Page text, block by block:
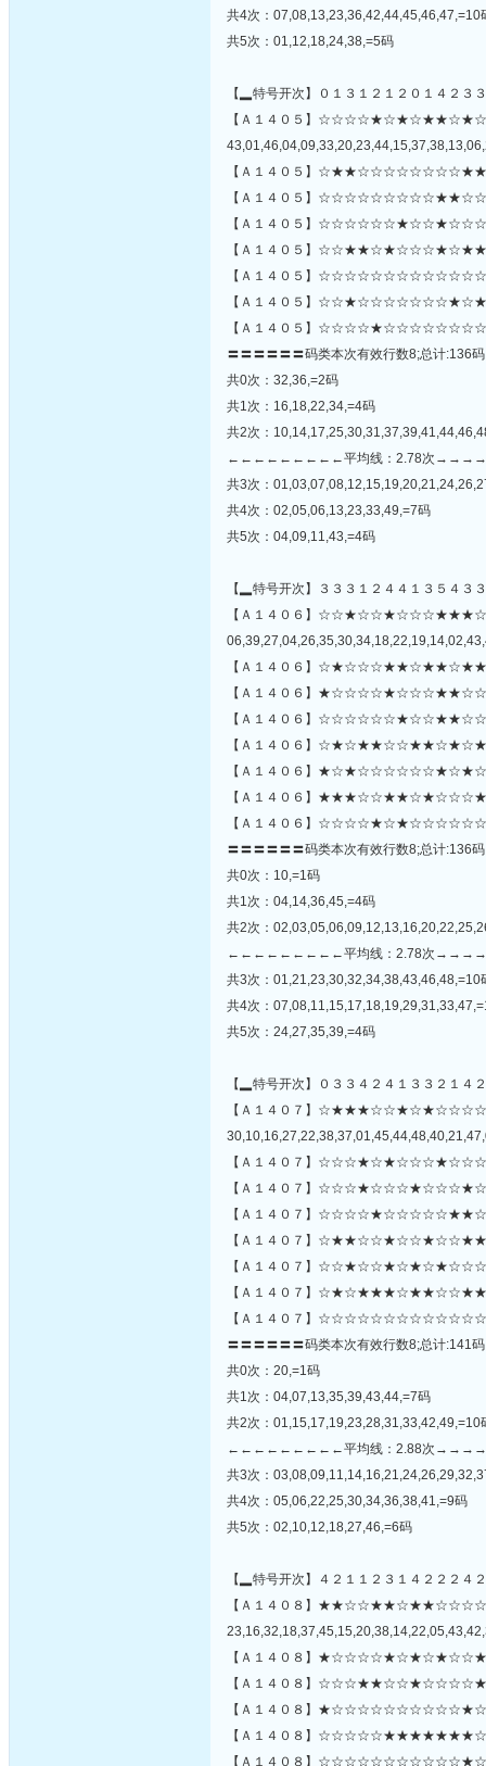
共4次：07,08,13,23,36,42,44,45,46,47,=10
共5次：01,12,18,24,38,=5码
【▂特号开次】０１３１２１２０１４２３
【Ａ１４０５】
【Ａ１４０５】
【Ａ１４０５】
【Ａ１４０５】
【Ａ１４０５】
【Ａ１４０５】
【Ａ１４０５】
【Ａ１４０５】
〓〓〓〓〓〓码类本次有效行数8;总计:136
共0次：32,36,=2码
共1次：16,18,22,34,=4码
共2次：
←←←←←←←←←平均线：2.78次
共3次：
共4次：02,05,06,13,23,33,49,=7码
共5次：04,09,11,43,=4码
【▂特号开次】３３３１２４４１３５４３
【Ａ１４０６】
【Ａ１４０６】
【Ａ１４０６】
【Ａ１４０６】
【Ａ１４０６】
【Ａ１４０６】
【Ａ１４０６】
【Ａ１４０６】
〓〓〓〓〓〓码类本次有效行数8;总计:136
共0次：10,=1码
共1次：04,14,36,45,=4码
共2次：
←←←←←←←←←平均线：2.78次
共3次：01,21,23,30,32,34,38,43,46,48,=10
共4次：
共5次：24,27,35,39,=4码
【▂特号开次】０３３４２４１３３２１４
【Ａ１４０７】
【Ａ１４０７】
【Ａ１４０７】
【Ａ１４０７】
【Ａ１４０７】
【Ａ１４０７】
【Ａ１４０７】
【Ａ１４０７】
〓〓〓〓〓〓码类本次有效行数8;总计:141
共0次：20,=1码
共1次：04,07,13,35,39,43,44,=7码
共2次：01,15,17,19,23,28,31,33,42,49,=10
←←←←←←←←←平均线：2.88次
共3次：
共4次：05,06,22,25,30,34,36,38,41,=9码
共5次：02,10,12,18,27,46,=6码
【▂特号开次】４２１１２３１４２２２４
【Ａ１４０８】
【Ａ１４０８】
【Ａ１４０８】
【Ａ１４０８】
【Ａ１４０８】
【Ａ１４０８】